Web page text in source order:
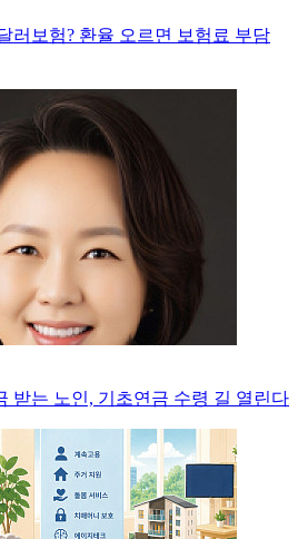
러보험? 환율 오르면 보험료 부담
받는 노인, 기초연금 수령 길 열린다